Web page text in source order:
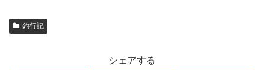
釣行記
シェアする